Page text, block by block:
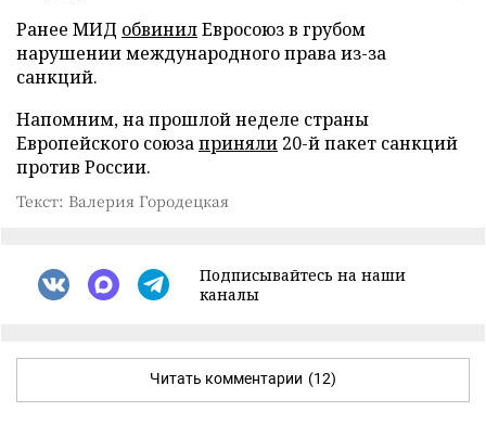
Ранее МИД обвинилЕвросоюз в грубом
нарушении международного права из-за
санкций.
Напомним, на прошлой неделе страны
Европейского союзаприняли 20-й пакет санкций
против России.
Текст: Валерия Городецкая
Подписывайтесь на наши
каналы
Читать комментарии (12)